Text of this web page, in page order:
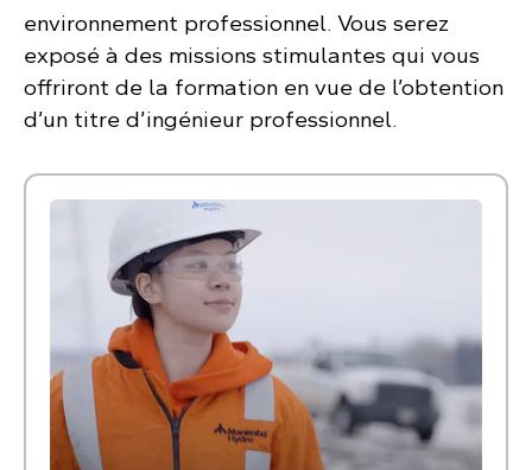
environnement professionnel. Vous serez
exposé à des missions stimulantes qui vous
offriront de la formation en vue de l’obtention
d’un titre d’ingénieur professionnel.